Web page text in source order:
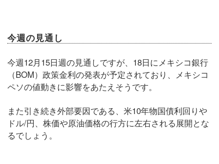
今週の見通し
今週12月15日週の見通しですが、18日にメキシコ銀行
（BOM）政策金利の発表が予定されており、メキシコ
ペソの値動きに影響をあたえそうです。
また引き続き外部要因である、米10年物国債利回りや
ドル/円、株価や原油価格の行方に左右される展開とな
るでしょう。